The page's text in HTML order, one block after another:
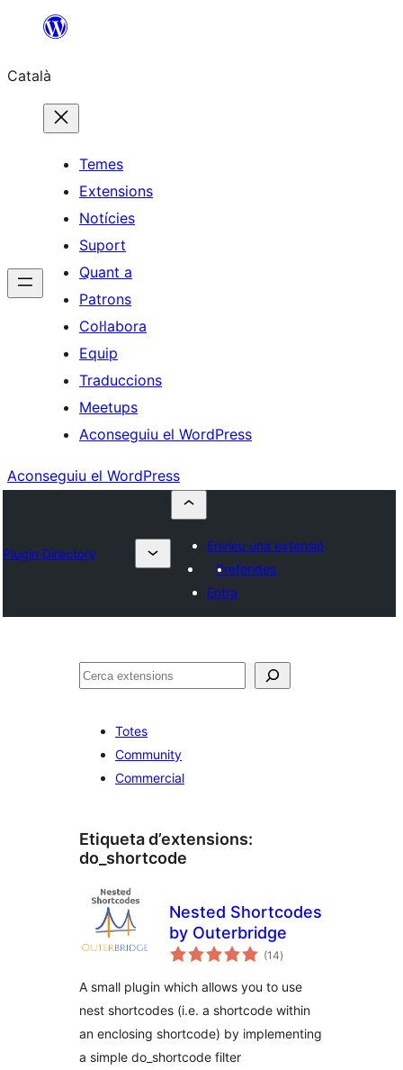
contingut
Català
Temes
Extensions
Notícies
Suport
Quant a
Patrons
Col·labora
Equip
Traduccions
Meetups
Aconseguiu el WordPress
Aconseguiu el WordPress
Plugin Directory
Envieu una extensió
Preferides
Entra
Cerca
Totes
Community
Commercial
Etiqueta d’extensions:
do_shortcode
Nested Shortcodes
by Outerbridge
(14puntuacions
totals
)
A small plugin which allows you to use
nest shortcodes (i.e. a shortcode within
an enclosing shortcode) by implementing
a simple do_shortcode filter